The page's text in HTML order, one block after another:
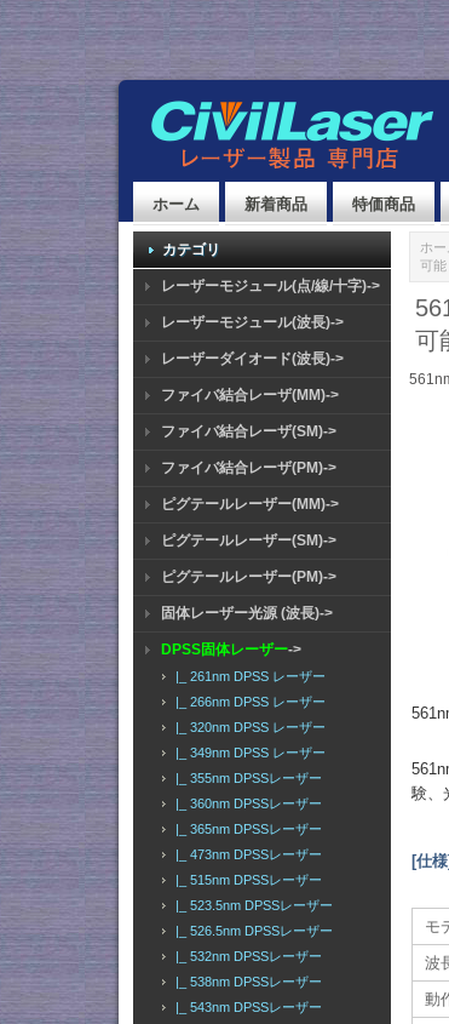
ホーム 新着商品 特価商品
カテゴリ
レーザーモジュール(点/線/十字)->
レーザーモジュール(波長)->
レーザーダイオード(波長)->
ファイバ結合レーザ(MM)->
ファイバ結合レーザ(SM)->
ファイバ結合レーザ(PM)->
ピグテールレーザー(MM)->
ピグテールレーザー(SM)->
ピグテールレーザー(PM)->
固体レーザー光源 (波長)->
DPSS固体レーザー->
|_ 261nm DPSS レーザー
|_ 266nm DPSS レーザー
|_ 320nm DPSS レーザー
|_ 349nm DPSS レーザー
|_ 355nm DPSSレーザー
|_ 360nm DPSSレーザー
|_ 365nm DPSSレーザー
|_ 473nm DPSSレーザー
|_ 515nm DPSSレーザー
|_ 523.5nm DPSSレーザー
|_ 526.5nm DPSSレーザー
|_ 532nm DPSSレーザー
|_ 538nm DPSSレーザー
|_ 543nm DPSSレーザー
ホー
可能
可
験、
[仕様]
モ
波
動